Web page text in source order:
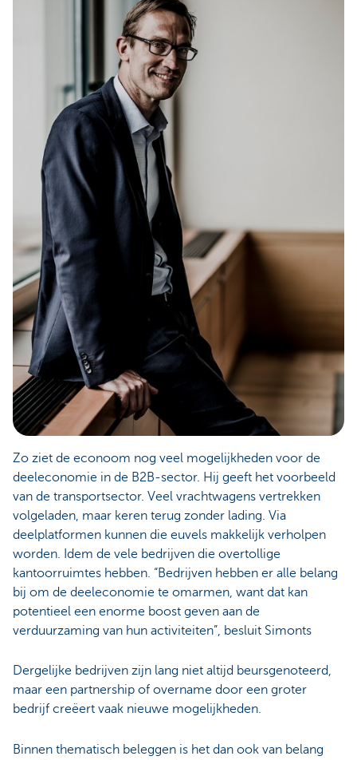
Zo ziet de econoom nog veel mogelijkheden voor de
deeleconomie in de B2B-sector. Hij geeft het voorbeeld
van de transportsector. Veel vrachtwagens vertrekken
volgeladen, maar keren terug zonder lading. Via
deelplatformen kunnen die euvels makkelijk verholpen
worden. Idem de vele bedrijven die overtollige
kantoorruimtes hebben. “Bedrijven hebben er alle belang
bij om de deeleconomie te omarmen, want dat kan
potentieel een enorme boost geven aan de
verduurzaming van hun activiteiten”, besluit Simonts
Dergelijke bedrijven zijn lang niet altijd beursgenoteerd,
maar een partnership of overname door een groter
bedrijf creëert vaak nieuwe mogelijkheden.
Binnen thematisch beleggen is het dan ook van belang